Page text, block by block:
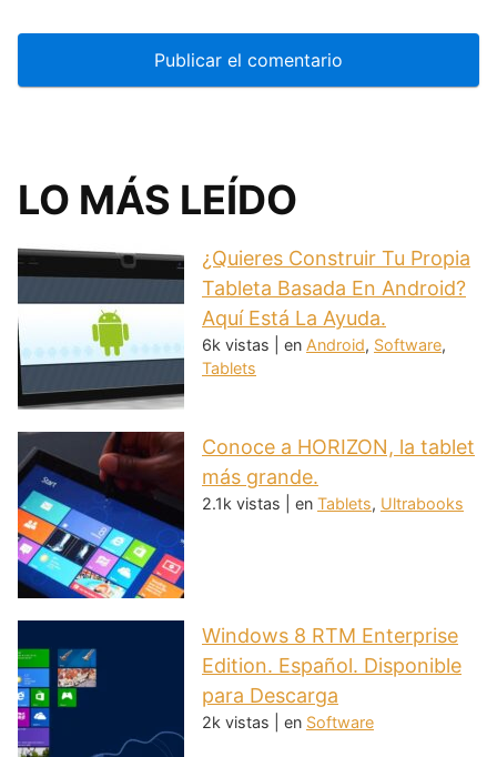
LO MÁS LEÍDO
¿Quieres Construir Tu Propia
Tableta Basada En Android?
Aquí Está La Ayuda.
6k vistas en Android, Software,
Tablets
Conoce a HORIZON, la tablet
más grande.
2.1k vistas en Tablets, Ultrabooks
Windows 8 RTM Enterprise
Edition. Español. Disponible
para Descarga
2k vistas en Software